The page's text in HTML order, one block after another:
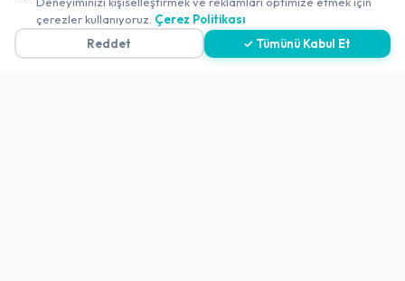
Açık 4.0 (277 Değerlendirme)
çerezler kullanıyoruz. Çerez Politikası
Reddet
✓ Tümünü Kabul Et